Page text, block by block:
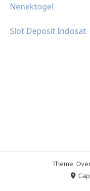
Nenektogel
Slot Deposit Indosat
Theme: